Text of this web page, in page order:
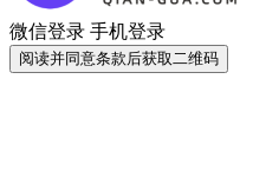
微信登录 手机登录
阅读并同意条款后获取二维码